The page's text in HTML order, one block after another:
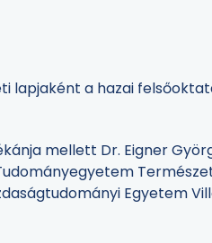
lapjaként a hazai
mellett Dr. Eigner
Egyetem